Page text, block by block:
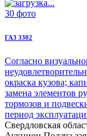
30 фото
ГАЗ 3302
Согласно
окраска кузова;
замена элементов
тормозов и
период
Свердловская